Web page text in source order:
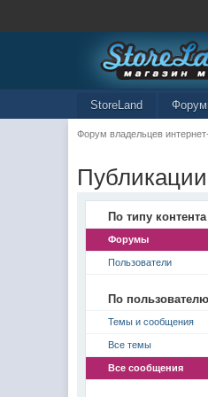
StoreLand
Форум владельцев
По типу контента
Форумы
Пользователи
По пользователю
Темы и сообщения
Все темы
Все сообщения